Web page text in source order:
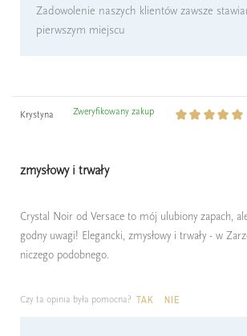
Zadowolenie naszych klientów zawsze
pierwszym miejscu
Krystyna Zweryfikowany zakup
zmysłowy i trwały
Crystal Noir od Versace to mój ulubiony zapach,
godny uwagi! Elegancki, zmysłowy i trwały - w
niczego podobnego.
Czy ta opinia była pomocna? TAK NIE